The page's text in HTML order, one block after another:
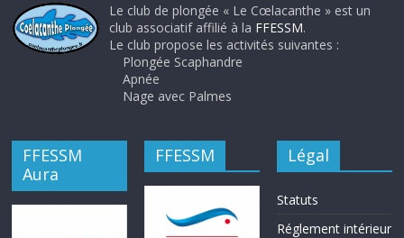
Le club de plongée « Le Cœlacanthe » est un
club associatif affilié à la FFESSM.
Le club propose les activités suivantes :
Plongée Scaphandre
Apnée
Nage avec Palmes
FFESSM
Aura
FFESSM Légal
Statuts
Réglement intérieur